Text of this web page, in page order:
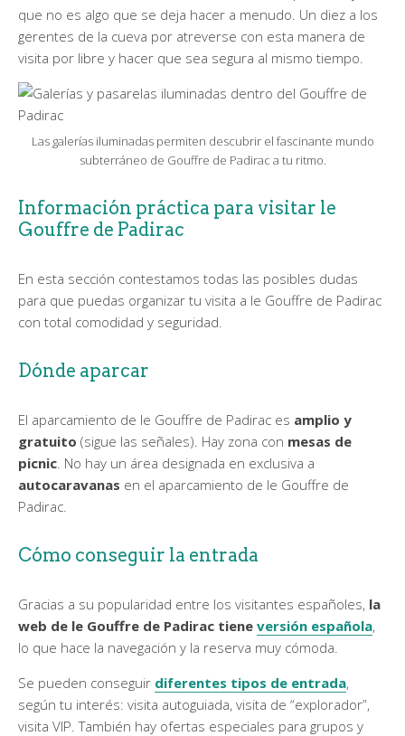
que no es algo que se deja hacer a menudo. Un diez a los
gerentes de la cueva por atreverse con esta manera de
visita por libre y hacer que sea segura al mismo tiempo.
Las galerías iluminadas permiten descubrir el fascinante mundo
subterráneo de Gouffre de Padirac a tu ritmo.
Información práctica para visitar le
Gouffre de Padirac
En esta sección contestamos todas las posibles dudas
para que puedas organizar tu visita a le Gouffre de Padirac
con total comodidad y seguridad.
Dónde aparcar
El aparcamiento de le Gouffre de Padirac es amplio y
gratuito (sigue las señales). Hay zona con mesas de
picnic . No hay un área designada en exclusiva a
autocaravanas en el aparcamiento de le Gouffre de
Padirac.
Cómo conseguir la entrada
Gracias a su popularidad entre los visitantes españoles, la
web de le Gouffre de Padirac tiene versión española,
lo que hace la navegación y la reserva muy cómoda.
Se pueden conseguir diferentes tipos de entrada,
según tu interés: visita autoguiada, visita de “explorador”,
visita VIP. También hay ofertas especiales para grupos y